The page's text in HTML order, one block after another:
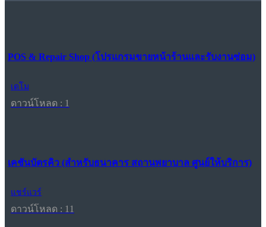
POS & Repair Shop (โปรแกรมขายหน้าร้านและรับงานซ่อม)
เดโม
ดาวน์โหลด : 1
เคชันบัตรคิว (สำหรับธนาคาร สถานพยาบาล ศูนย์ให้บริการ)
แชร์แวร์
ดาวน์โหลด : 11